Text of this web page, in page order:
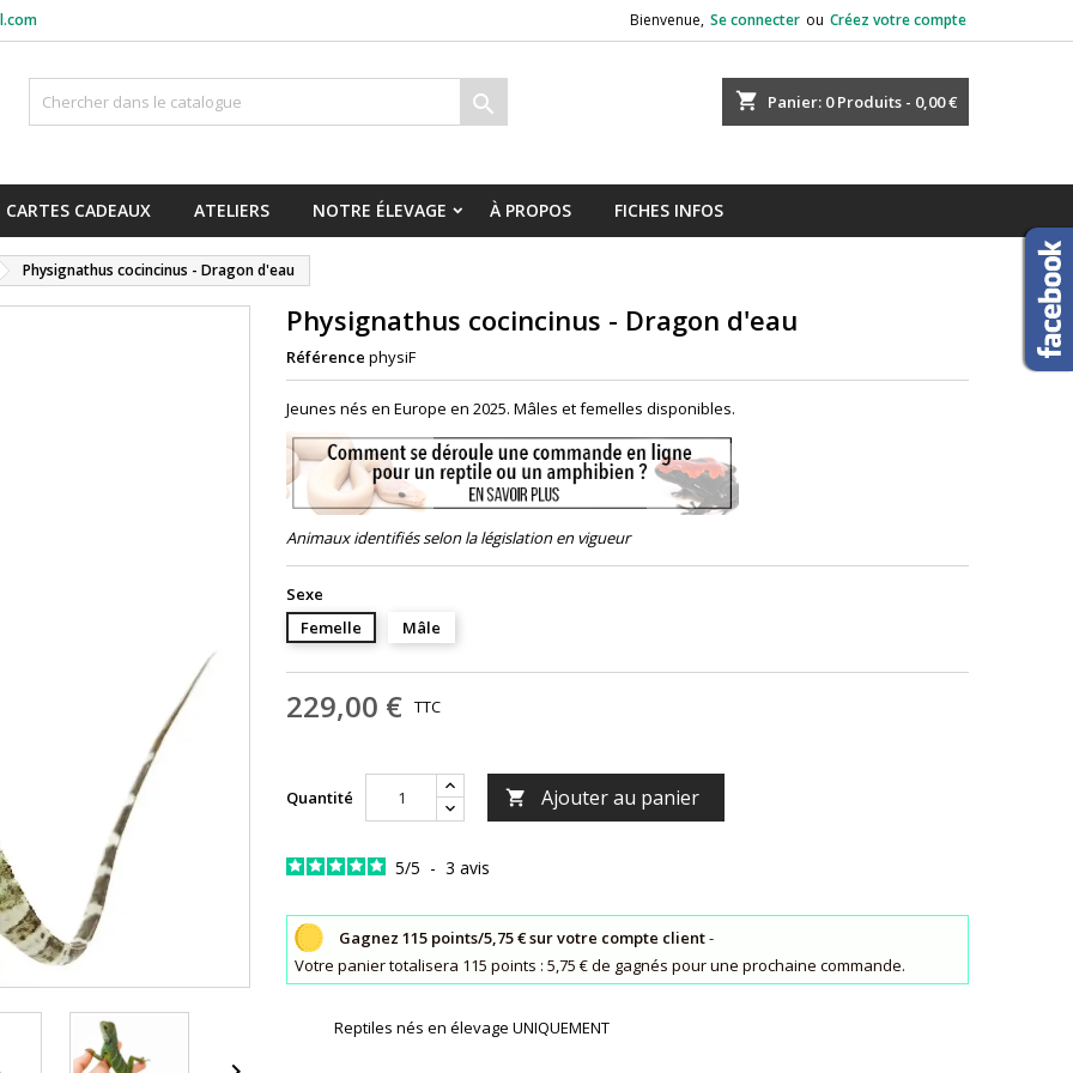
Bienvenue, Se connecter ou Créez votre compte
shopping_cart Panier: 0Produits - 0,00 €

CARTES CADEAUX ATELIERS NOTRE ÉLEVAGE À PROPOS FICHES INFOS
Physignathus cocincinus - Dragon d'eau
Physignathus cocincinus - Dragon d'eau
Référence physiF
Jeunes nés en Europe en 2025. Mâles et femelles disponibles.
Animaux identifiés selon la législation en vigueur
Sexe
Femelle
Mâle
229,00 € TTC
Quantité  Ajouter au panier
5/5 - 3 avis
Gagnez 115 points/5,75 € sur votre compte client-
Votre panier totalisera 115 points : 5,75 € de gagnés pour une prochaine commande.
Reptiles nés en élevage UNIQUEMENT